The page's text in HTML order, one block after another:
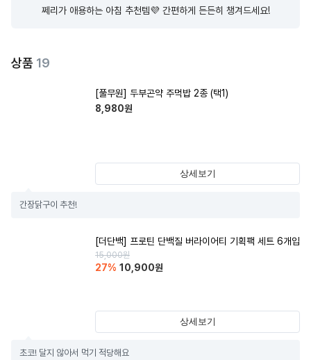
쩨리가 애용하는 아침 추천템💜 간편하게 든든히 챙겨드세요!
상품 19
[풀무원] 두부곤약 주먹밥 2종 (택1)
8,980원
상세보기
간장닭구이 추천!
[더단백] 프로틴 단백질 버라이어티 기획팩 세트 6개입
15,000원
27% 10,900원
상세보기
초코! 달지 않아서 먹기 적당해요